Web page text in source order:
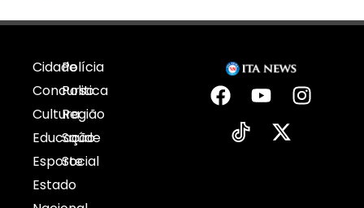
Cidade
Concurso
Cultura
Educação
Esporte
Estado
Polícia
Politica
Região
Saúde
Social